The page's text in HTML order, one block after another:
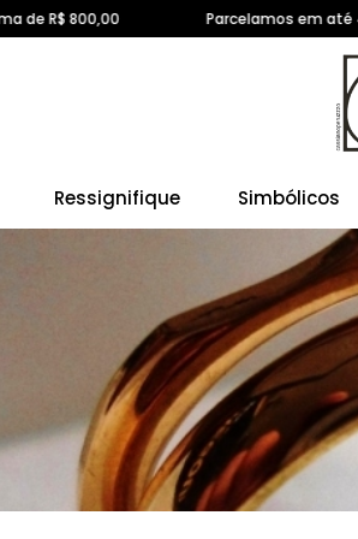
Parcelamos em até 4x sem Juros
Ressignifique Simbólicos